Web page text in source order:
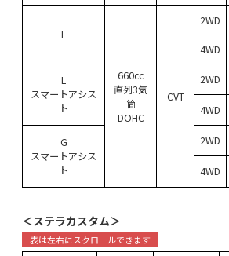
L
660cc
直列3気
筒
DOHC
CVT
2WD
4WD
L
スマートアシス
ト
2WD
4WD
G
スマートアシス
ト
2WD
4WD
＜ステラカスタム＞